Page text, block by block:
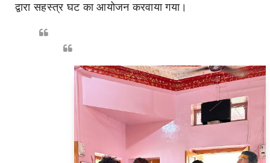
द्वारा सहस्त्र घट का आयोजन करवाया गया।